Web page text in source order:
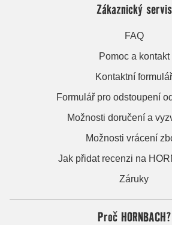
Zákaznický servis
FAQ
Pomoc a kontakt
Kontaktní formulář
Formulář pro odstoupení
Možnosti doručení a
Možnosti vrácení
Jak přidat recenzi na
Záruky
Proč HORNBACH?